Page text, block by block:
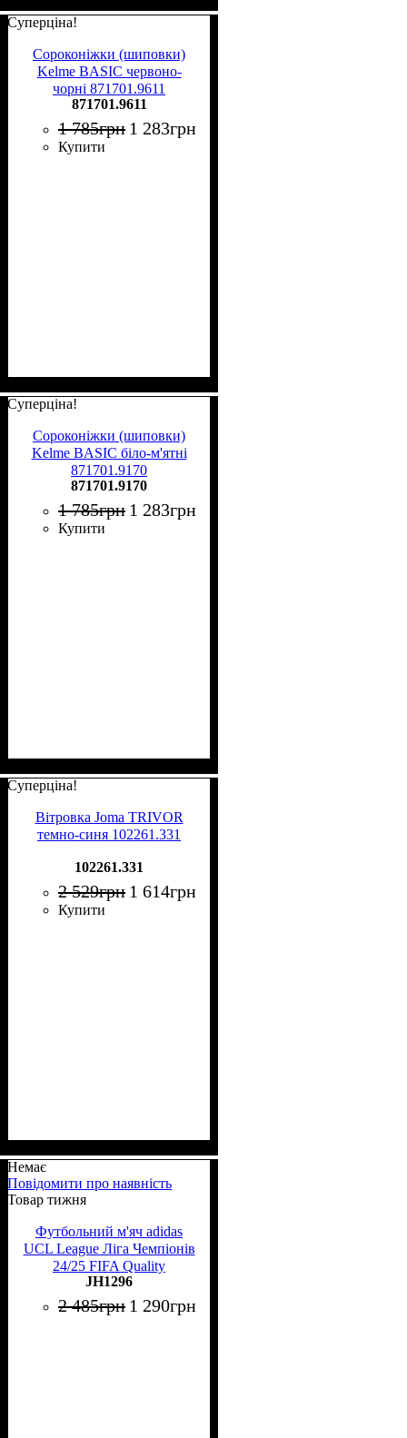
Суперціна!
Сороконіжки (шиповки)
Kelme BASIC червоно-
чорні 871701.9611
871701.9611
1 785грн 1 283грн
Купити
Суперціна!
Сороконіжки (шиповки)
Kelme BASIC біло-м'ятні
871701.9170
871701.9170
1 785грн 1 283грн
Купити
Суперціна!
Вітровка Joma TRIVOR
темно-синя 102261.331
102261.331
2 529грн 1 614грн
Купити
Немає
Повідомити про наявність
Товар тижня
Футбольний м'яч adidas
UCL League Ліга Чемпіонів
24/25 FIFA Quality
(термошов)
JH1296
2 485грн 1 290грн